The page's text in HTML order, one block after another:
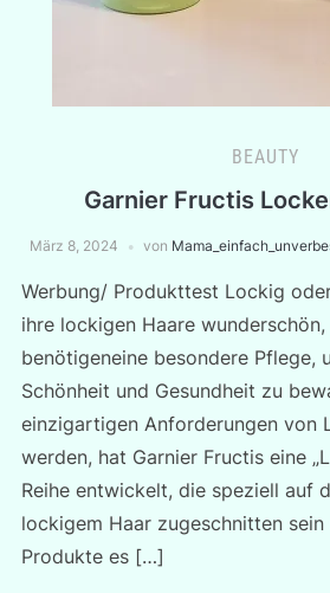
BEAUTY
Garnier Fructis
März 8, 2024 von
Werbung/ Produkttest Lockig
ihre lockigen Haare
benötigeneine besondere Pflege,
Schönheit und Gesundheit zu
einzigartigen Anforderungen von
werden, hat Garnier Fructis eine
Reihe entwickelt, die speziell auf
lockigem Haar zugeschnitten sein
Produkte es […]